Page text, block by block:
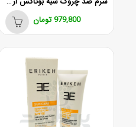
979,800 تومان